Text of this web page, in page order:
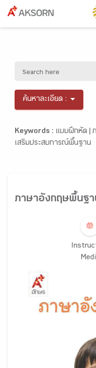
ค้นหาละเอียด :
Keywords : แบบฝึกหัด |
เสริมประสบการณ์พื้นฐาน
ภาษาอังกฤษพื้นฐา